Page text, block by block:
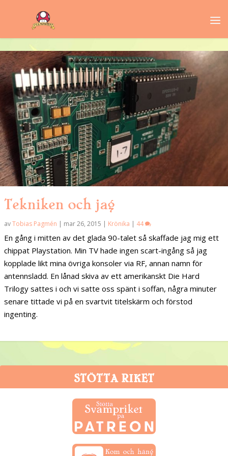
Tekniken och jag
avTobias Pagmén | mar 26, 2015 | Krönika | 44
En gång i mitten av det glada 90-talet så skaffade jag mig ett
chippat Playstation. Min TV hade ingen scart-ingång så jag
kopplade likt mina övriga konsoler via RF, annan namn för
antennsladd. En lånad skiva av ett amerikanskt Die Hard
Trilogy sattes i och vi satte oss spänt i soffan, några minuter
senare tittade vi på en svartvit titelskärm och förstod
ingenting.
STÖTTA RIKET